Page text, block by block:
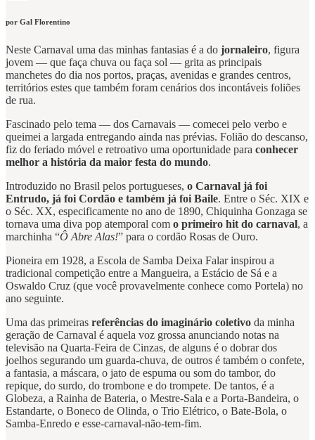
por Gal Florentino
Neste Carnaval uma das minhas fantasias é a do jornaleiro, figura
jovem — que faça chuva ou faça sol — grita as principais
manchetes do dia nos portos, praças, avenidas e grandes centros,
territórios estes que também foram cenários dos incontáveis foliões
de rua.
Fascinado pelo tema — dos Carnavais — comecei pelo verbo e
queimei a largada entregando ainda nas prévias. Folião do descanso,
fiz do feriado móvel e retroativo uma oportunidade para conhecer
melhor a história da maior festa do mundo.
Introduzido no Brasil pelos portugueses, o Carnaval já foi
Entrudo, já foi Cordão e também já foi Baile. Entre o Séc. XIX e
o Séc. XX, especificamente no ano de 1890, Chiquinha Gonzaga se
tornava uma diva pop atemporal com o primeiro hit do carnaval, a
marchinha “Ô Abre Alas!” para o cordão Rosas de Ouro.
Pioneira em 1928, a Escola de Samba Deixa Falar inspirou a
tradicional competição entre a Mangueira, a Estácio de Sá e a
Oswaldo Cruz (que você provavelmente conhece como Portela) no
ano seguinte.
Uma das primeiras referências do imaginário coletivo da minha
geração de Carnaval é aquela voz grossa anunciando notas na
televisão na Quarta-Feira de Cinzas, de alguns é o dobrar dos
joelhos segurando um guarda-chuva, de outros é também o confete,
a fantasia, a máscara, o jato de espuma ou som do tambor, do
repique, do surdo, do trombone e do trompete. De tantos, é a
Globeza, a Rainha de Bateria, o Mestre-Sala e a Porta-Bandeira, o
Estandarte, o Boneco de Olinda, o Trio Elétrico, o Bate-Bola, o
Samba-Enredo e esse-carnaval-não-tem-fim.